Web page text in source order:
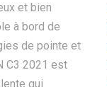
et bien
à bord de
de pointe et
C3 2021 est
qui